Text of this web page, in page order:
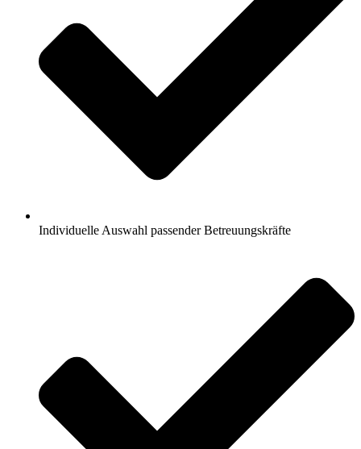
Individuelle Auswahl passender Betreuungskräfte